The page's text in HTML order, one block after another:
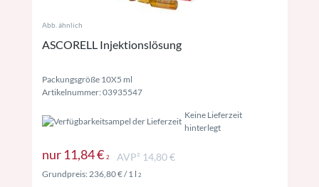
Abb. ähnlich
ASCORELL Injektionslösung
Packungsgröße 10X5 ml
Artikelnummer: 03935547
Keine Lieferzeit
hinterlegt
nur 11,84 € 2Preise inkl. MwSt. ggf. zzgl. Versand
AVP² 14,80 €
Grundpreis:236,80 €/ 1 l 2Preise inkl. MwSt. ggf. zzgl. Versand